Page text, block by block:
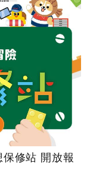
修站 開放報